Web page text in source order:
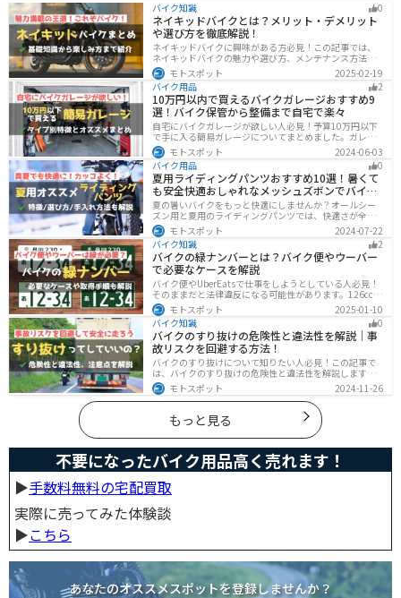
バイク知識 0
ネイキッドバイクとは？メリット・デメリット
や選び方を徹底解説！
ネイキッドバイクに興味がある方必見！この記事では、
ネイキッドバイクの魅力や選び方、メンテナンス方法な
どを解説しています。実は、ネイキッドバイクは、操作
性に優れており、初心者にも優しいバイクです。この記
事を読めば、ネイキッドバイクへの理解が深まります。
モトスポット
2025-02-19
バイク用品
2
10万円以内で買えるバイクガレージおすすめ9
選！バイク保管から整備まで自宅で楽々
自宅にバイクガレージが欲しい人必見！予算10万円以下
で手に入る簡易ガレージについてまとめました。ガレー
ジの種類やメリットデメリットからオススメ商品まで徹
底解説しますので、自宅にセキュリティの高いバイク保
管庫や整備場所が欲しい方は参考にしてください。
モトスポット
2024-06-03
バイク用品
0
夏用ライディングパンツおすすめ10選！暑くて
も安全快適おしゃれなメッシュズボンでバイク
に乗ろう
夏の暑いバイクをもっと快適にしませんか？オールシー
ズン用と夏用のライディングパンツでは、快適さが全然
違います。生地の大半がメッシュ素材で作られた夏用で
は通気性・透湿性に優れており、熱気を逃しつつ汗をし
っかりと乾かしてくれます。そんな夏用ライディングパ
ンツの選び方や特徴オススメ商品をまとめました。
モトスポット
2024-07-22
バイク知識
2
バイクの緑ナンバーとは？バイク便やウーバー
で必要なケースを解説
バイク便やUberEatsで仕事をしようとしている人必見！
そのままだと法律違反になる可能性があります。126cc以
上のバイクで運送事業を行う場合、緑ナンバー（事業
用）が必要になります。本記事では緑ナンバーの必要な
ケースや取得方法を解説します。
モトスポット
2025-01-10
バイク知識
0
バイクのすり抜けの危険性と違法性を解説｜事
故リスクを回避する方法！
バイクのすり抜けについて知りたい人必見！この記事で
は、バイクのすり抜けの危険性と違法性を解説します。
実は、すり抜けによる事故のリスクは想像以上に高いで
す。記事を参考にすり抜けのリスクを理解し、安全運転
に努めましょう。
モトスポット 2024-11-26
もっと見る
不要になったバイク用品高く売れます！
▶︎手数料無料の宅配買取
実際に売ってみた体験談
▶︎こちら
あなたのオススメスポットを登録しませんか？